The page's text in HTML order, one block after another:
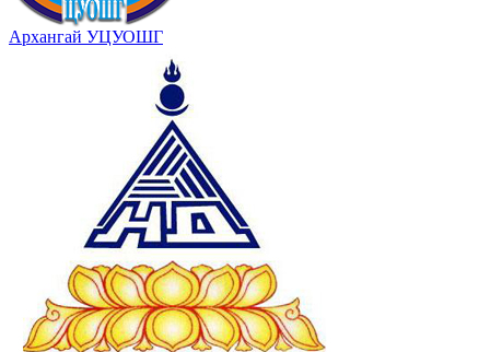
Архангай УЦУОШГ